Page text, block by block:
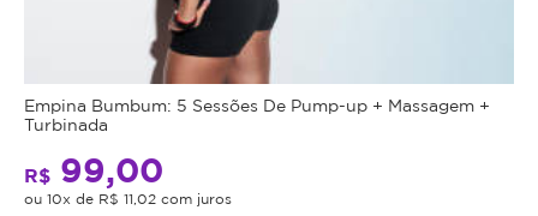
Empina Bumbum: 5 Sessões De Pump-up + Massagem +
Turbinada
R$ 99,00
ou 10x de R$ 11,02 com juros